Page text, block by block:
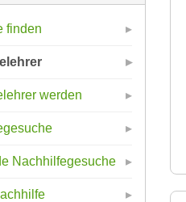
finden
werden
Nachhilfegesuche